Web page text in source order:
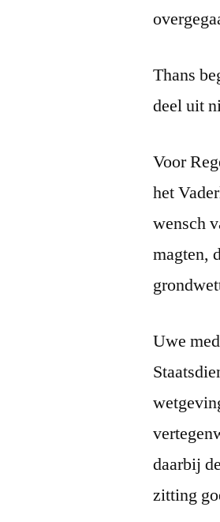
Thans
deel uit
Voor
het
wensch
magten,
Uwe
daarbij
zitting